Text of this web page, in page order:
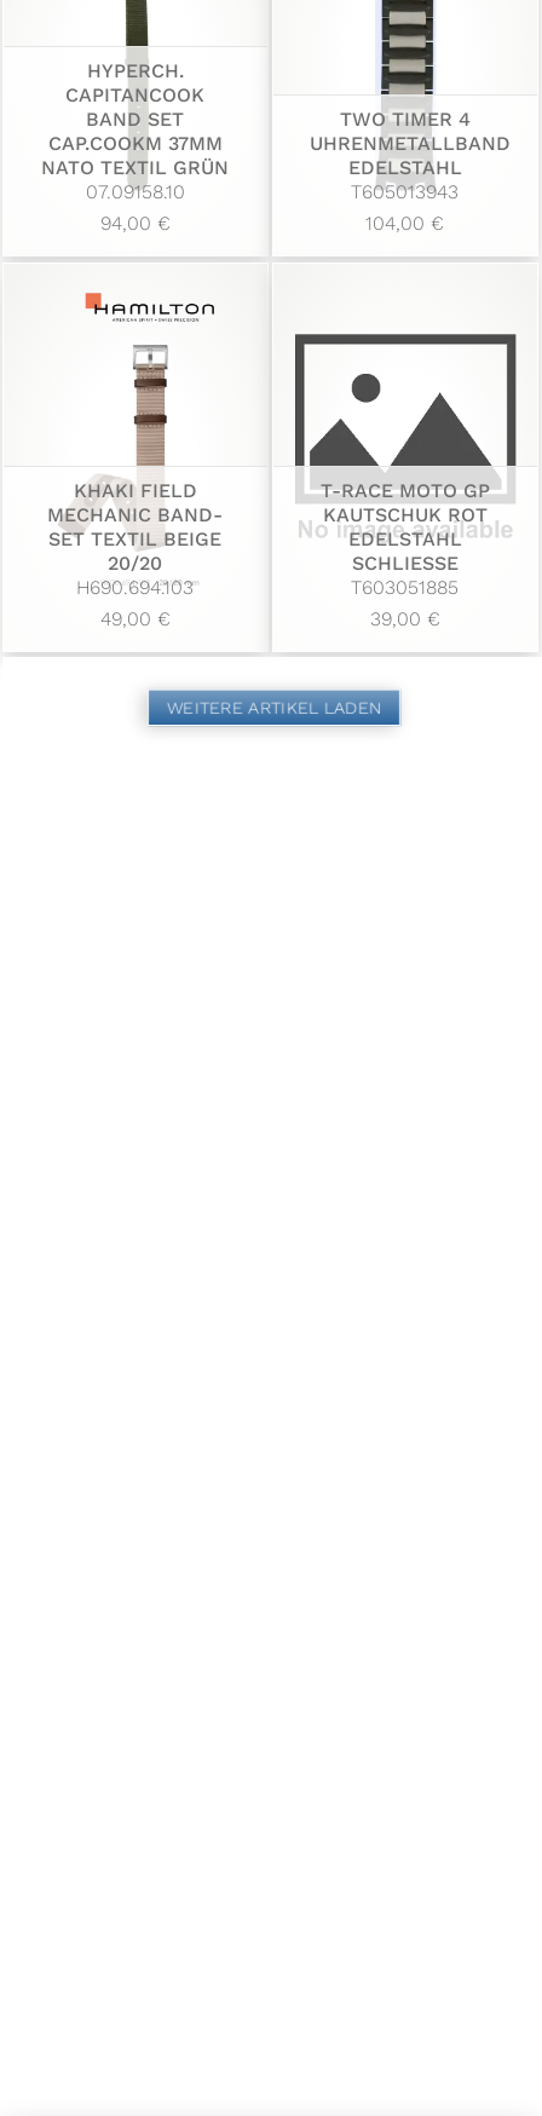
HYPERCH.
CAPITANCOOK
BAND SET
CAP.COOKM 37MM
NATO TEXTIL GRÜN
07.09158.10
94,00 €
TWO TIMER 4
UHRENMETALLBAND
EDELSTAHL
T605013943
104,00 €
KHAKI FIELD
MECHANIC BAND-
SET TEXTIL BEIGE
20/20
H690.694.103
49,00 €
T-RACE MOTO GP
KAUTSCHUK ROT
EDELSTAHL
SCHLIESSE
T603051885
39,00 €
WEITERE ARTIKEL LADEN